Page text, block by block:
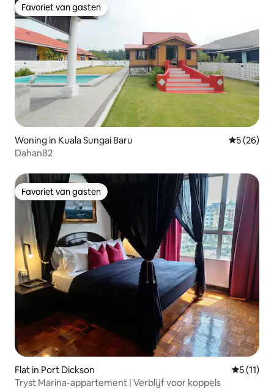
Favoriet van gasten
Favoriet van gasten
Woning in Kuala Sungai Baru
5 (26)
Dahan82
Favoriet van gasten
Favoriet van gasten
Flat in Port Dickson
5 (11)
Tryst Marina-appartement | Verblijf voor koppels